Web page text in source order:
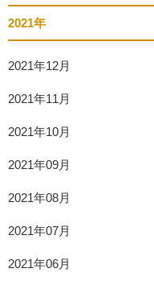
2021年
2021年12月
2021年11月
2021年10月
2021年09月
2021年08月
2021年07月
2021年06月